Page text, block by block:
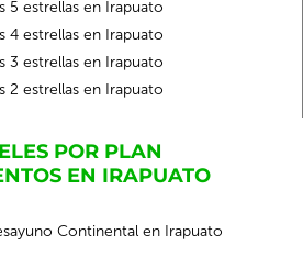
5 estrellas en Irapuato
4 estrellas en Irapuato
3 estrellas en Irapuato
2 estrellas en Irapuato
POR PLAN
EN IRAPUATO
Continental en Irapuato